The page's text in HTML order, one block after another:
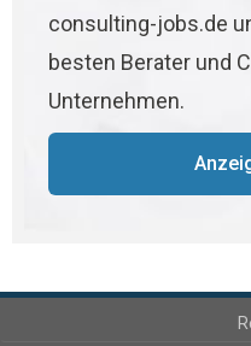
consulting-jobs.de
besten Berater und
Unternehmen.